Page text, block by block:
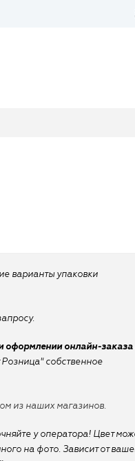
варианты упаковки
оформлении онлайн-заказа
собственное
из наших магазинов.
у оператора! Цвет
на фото. Зависит от